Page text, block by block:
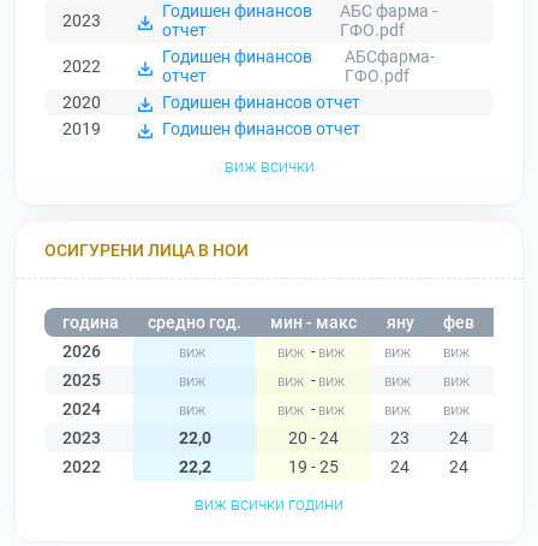
2023
Годишен финансов
отчет
АБС фарма -
ГФО.pdf
2022
Годишен финансов
отчет
АБСфарма-
ГФО.pdf
2020
Годишен финансов отчет
2019
Годишен финансов отчет
виж всички
ОСИГУРЕНИ ЛИЦА В НОИ
година средно год. мин - макс яну фев
2026
-
2025
-
2024
-
2023
22,0 20 - 24 23 24
2022
22,2 19 - 25 24 24
виж всички години